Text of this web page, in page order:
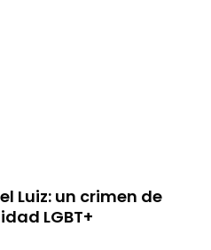
Luiz: un crimen de
LGBT+